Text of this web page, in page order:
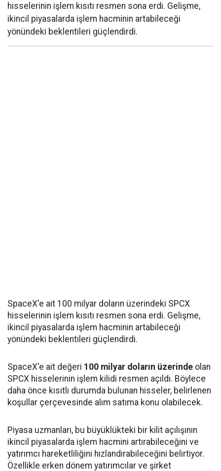
hisselerinin işlem kısıtı resmen sona erdi. Gelişme,
ikincil piyasalarda işlem hacminin artabileceği
yönündeki beklentileri güçlendirdi.
SpaceX'e ait 100 milyar doların üzerindeki SPCX
hisselerinin işlem kısıtı resmen sona erdi. Gelişme,
ikincil piyasalarda işlem hacminin artabileceği
yönündeki beklentileri güçlendirdi.
SpaceX'e ait değeri 100 milyar doların üzerinde olan
SPCX hisselerinin işlem kilidi resmen açıldı. Böylece
daha önce kısıtlı durumda bulunan hisseler, belirlenen
koşullar çerçevesinde alım satıma konu olabilecek.
Piyasa uzmanları, bu büyüklükteki bir kilit açılışının
ikincil piyasalarda işlem hacmini artırabileceğini ve
yatırımcı hareketliliğini hızlandırabileceğini belirtiyor.
Özellikle erken dönem yatırımcılar ve şirket